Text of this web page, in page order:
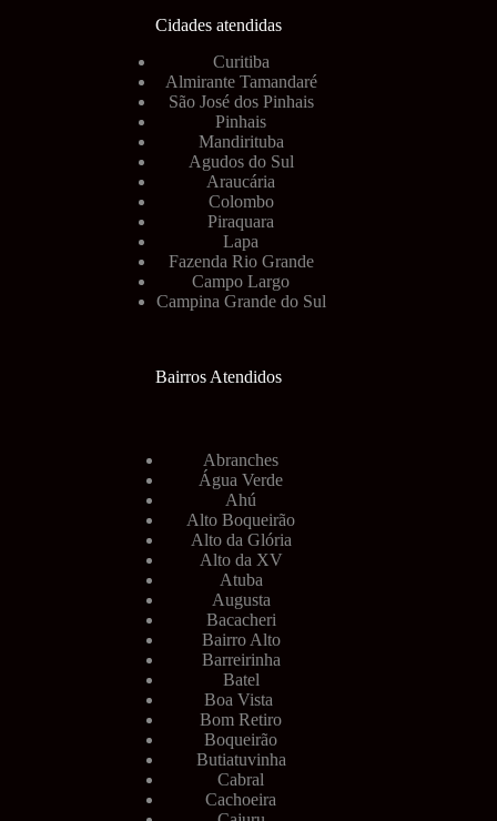
Cidades atendidas
Curitiba
Almirante Tamandaré
São José dos Pinhais
Pinhais
Mandirituba
Agudos do Sul
Araucária
Colombo
Piraquara
Lapa
Fazenda Rio Grande
Campo Largo
Campina Grande do Sul
Bairros Atendidos
Abranches
Água Verde
Ahú
Alto Boqueirão
Alto da Glória
Alto da XV
Atuba
Augusta
Bacacheri
Bairro Alto
Barreirinha
Batel
Boa Vista
Bom Retiro
Boqueirão
Butiatuvinha
Cabral
Cachoeira